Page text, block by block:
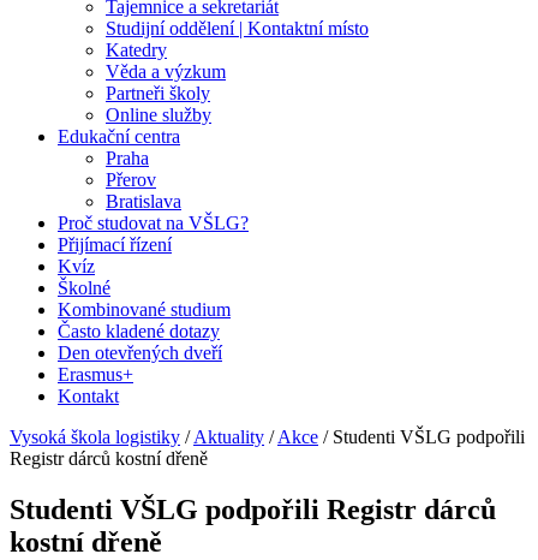
Tajemnice a sekretariát
Studijní oddělení | Kontaktní místo
Katedry
Věda a výzkum
Partneři školy
Online služby
Edukační centra
Praha
Přerov
Bratislava
Proč studovat na VŠLG?
Přijímací řízení
Kvíz
Školné
Kombinované studium
Často kladené dotazy
Den otevřených dveří
Erasmus+
Kontakt
Vysoká škola logistiky /Aktuality /Akce / Studenti VŠLG podpořili
Registr dárců kostní dřeně
Studenti VŠLG podpořili Registr dárců
kostní dřeně